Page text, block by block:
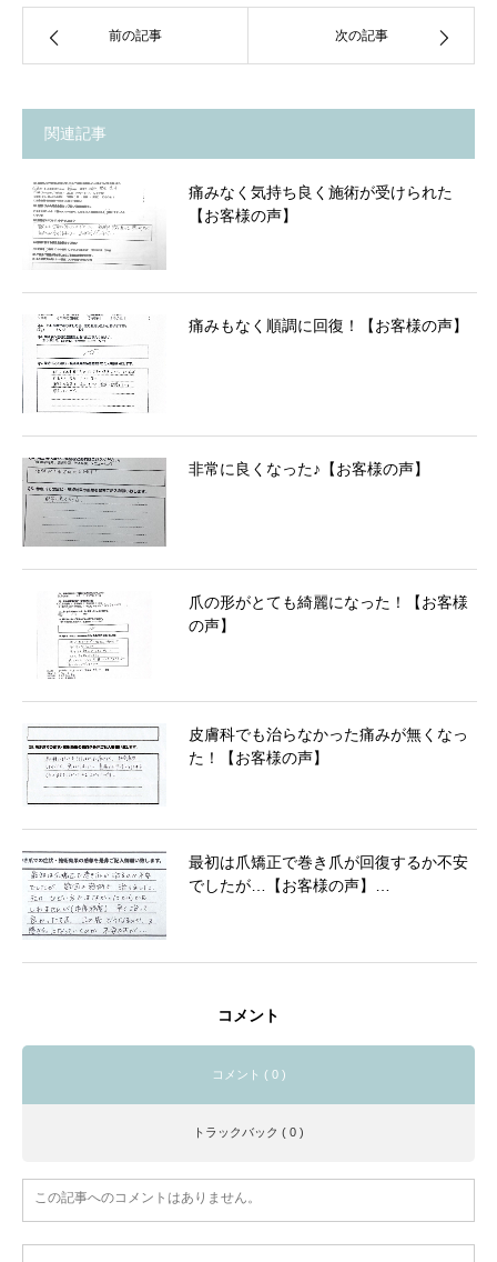
前の記事 次の記事
関連記事
痛みなく気持ち良く施術が受けられた
【お客様の声】
痛みもなく順調に回復！【お客様の声】
非常に良くなった♪【お客様の声】
爪の形がとても綺麗になった！【お客様
の声】
皮膚科でも治らなかった痛みが無くなっ
た！【お客様の声】
最初は爪矯正で巻き爪が回復するか不安
でしたが…【お客様の声】…
コメント
コメント ( 0 )
トラックバック ( 0 )
この記事へのコメントはありません。